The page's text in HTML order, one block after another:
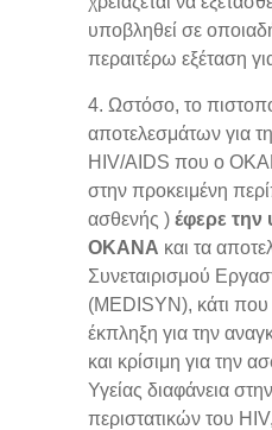
υποβληθεί σε
περαιτέρω εξέταση
4. Ωστόσο, το
αποτελεσμάτων για
HIV/AIDS που ο
στην προκειμένη
ασθενής ) έφερε
ΟΚΑΝΑ και τα
Συνεταιρισμού
(MEDISYΝ), κάτι που
έκπληξη για την
και κρίσιμη για την
Υγείας διαφάνεια
περιστατικών του HIV,